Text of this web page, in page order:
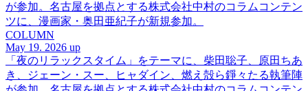
が参加。名古屋を拠点とする株式会社中村のコラムコンテン
ツに、漫画家・奥田亜紀子が新規参加。
COLUMN
May 19. 2026 up
「夜のリラックスタイム」をテーマに、柴田聡子、原田ちあ
き、ジェーン・スー、ヒャダイン、燃え殻ら錚々たる執筆陣